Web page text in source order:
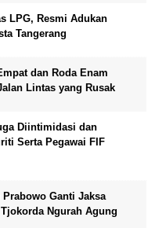
LPG, Resmi Adukan
Tangerang
dan Roda Enam
Lintas yang Rusak
Diintimidasi dan
Serta Pegawai FIF
Prabowo Ganti Jaksa
Ngurah Agung